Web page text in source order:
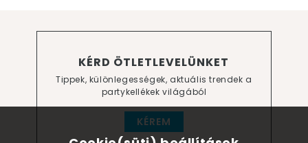
KÉRD ÖTLETLEVELÜNKET
Tippek, különlegességek, aktuális trendek a
partykellékek világából
KÉREM